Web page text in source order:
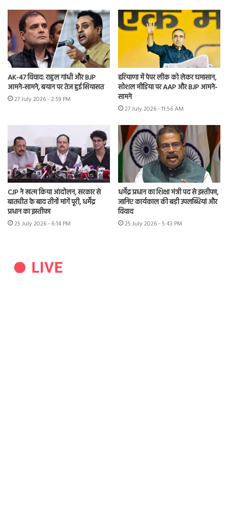
AK-47 विवाद: राहुल गांधी और BJP
आमने-सामने, बयान पर तेज हुई सियासत
27 July 2026 - 2:59 PM
हरियाणा में पेपर लीक को लेकर घमासान,
सोशल मीडिया पर AAP और BJP आमने-
सामने
27 July 2026 - 11:56 AM
CJP ने खत्म किया आंदोलन, सरकार से
बातचीत के बाद तीनों मांगें पूरी, धर्मेंद्र
प्रधान का इस्तीफा
25 July 2026 - 6:14 PM
धर्मेंद्र प्रधान का शिक्षा मंत्री पद से इस्तीफा,
जानिए कार्यकाल की बड़ी उपलब्धियां और
विवाद
25 July 2026 - 5:43 PM